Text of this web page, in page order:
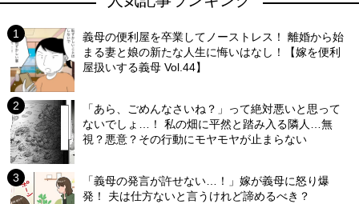
義母の便利屋を卒業してノーストレス！ 離婚から始
まる妻と娘の新たな人生に悔いはなし！【嫁を便利
屋扱いする義母 Vol.44】
「あら、ごめんなさいね？」って絶対悪いと思って
ないでしょ…！ 私の畑に平然と踏み入る隣人…無
視？悪意？その行動にモヤモヤが止まらない
「義母の発言が許せない…！」嫁が義母に怒り爆
発！ 夫は仕方ないと言うけれど諦めるべき？